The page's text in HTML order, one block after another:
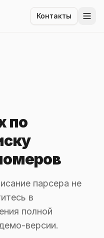
Контакты
по
парсера не
в
полной
версии.